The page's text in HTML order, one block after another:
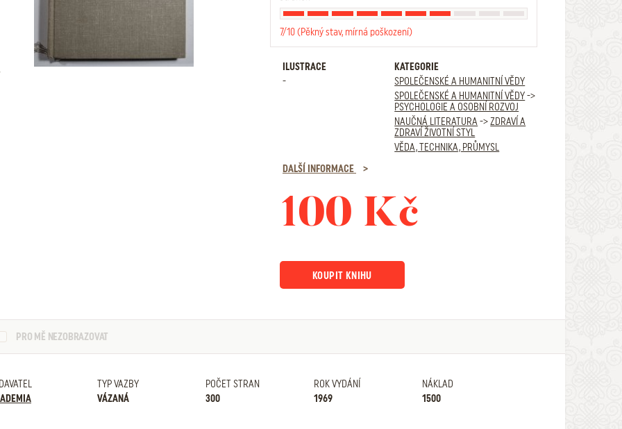
7/10 (Pěkný stav, mírná poškození)
ILUSTRACE
-
KATEGORIE
SPOLEČENSKÉ A HUMANITNÍ VĚDY
SPOLEČENSKÉ A HUMANITNÍ VĚDY->
PSYCHOLOGIE A OSOBNÍ ROZVOJ
NAUČNÁ LITERATURA -> ZDRAVÍ A
ZDRAVÍ ŽIVOTNÍ STYL
VĚDA, TECHNIKA, PRŮMYSL
DALŠÍ INFORMACE
100 Kč
KOUPIT KNIHU
PRO MĚ NEZOBRAZOVAT
TYP VAZBY
VÁZANÁ
POČET STRAN
300
ROK VYDÁNÍ
1969
NÁKLAD
1500